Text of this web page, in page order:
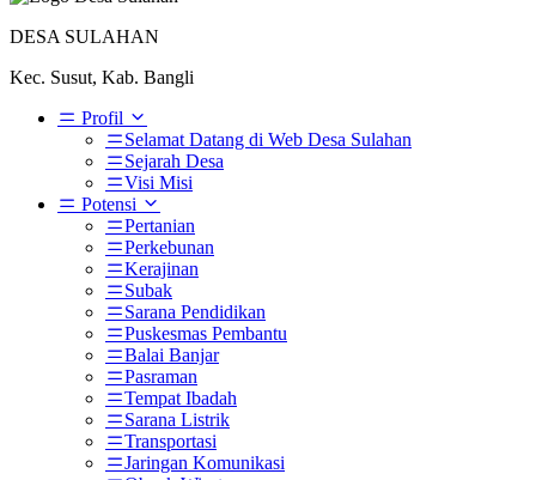
DESA SULAHAN
Kec. Susut, Kab. Bangli
Profil
Selamat Datang di Web Desa Sulahan
Sejarah Desa
Visi Misi
Potensi
Pertanian
Perkebunan
Kerajinan
Subak
Sarana Pendidikan
Puskesmas Pembantu
Balai Banjar
Pasraman
Tempat Ibadah
Sarana Listrik
Transportasi
Jaringan Komunikasi